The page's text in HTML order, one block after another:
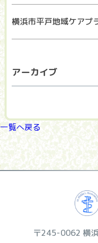
横浜市平戸地域ケアプ
アーカイブ
一覧へ戻る
〒245-0062 横